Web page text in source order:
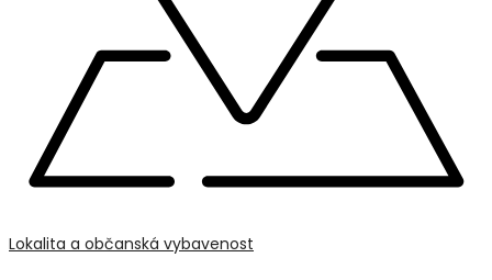
Lokalita a občanská vybavenost